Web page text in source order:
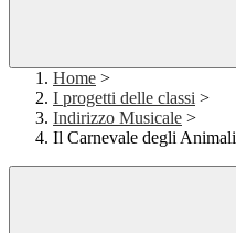
Home >
I progetti delle classi >
Indirizzo Musicale >
Il Carnevale degli Animali